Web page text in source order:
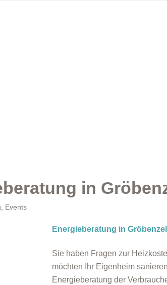
in
Events
Energieberatung in Gröbenzell
Sie haben Fragen zur
möchten Ihr Eigenheim
Energieberatung der